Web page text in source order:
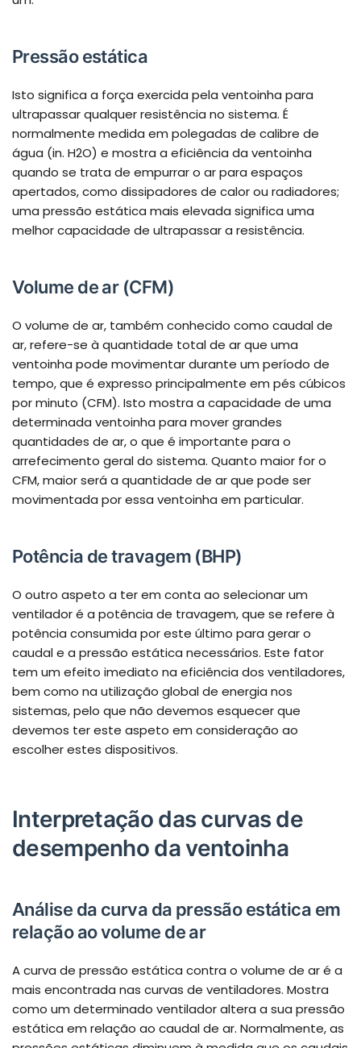
Pressão estática
Isto significa a força exercida pela ventoinha para
ultrapassar qualquer resistência no sistema. É
normalmente medida em polegadas de calibre de
água (in. H2O) e mostra a eficiência da ventoinha
quando se trata de empurrar o ar para espaços
apertados, como dissipadores de calor ou radiadores;
uma pressão estática mais elevada significa uma
melhor capacidade de ultrapassar a resistência.
Volume de ar (CFM)
O volume de ar, também conhecido como caudal de
ar, refere-se à quantidade total de ar que uma
ventoinha pode movimentar durante um período de
tempo, que é expresso principalmente em pés cúbicos
por minuto (CFM). Isto mostra a capacidade de uma
determinada ventoinha para mover grandes
quantidades de ar, o que é importante para o
arrefecimento geral do sistema. Quanto maior for o
CFM, maior será a quantidade de ar que pode ser
movimentada por essa ventoinha em particular.
Potência de travagem (BHP)
O outro aspeto a ter em conta ao selecionar um
ventilador é a potência de travagem, que se refere à
potência consumida por este último para gerar o
caudal e a pressão estática necessários. Este fator
tem um efeito imediato na eficiência dos ventiladores,
bem como na utilização global de energia nos
sistemas, pelo que não devemos esquecer que
devemos ter este aspeto em consideração ao
escolher estes dispositivos.
Interpretação das curvas de
desempenho da ventoinha
Análise da curva da pressão estática em
relação ao volume de ar
A curva de pressão estática contra o volume de ar é a
mais encontrada nas curvas de ventiladores. Mostra
como um determinado ventilador altera a sua pressão
estática em relação ao caudal de ar. Normalmente, as